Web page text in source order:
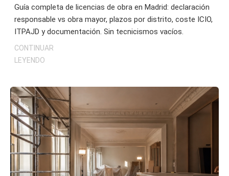
Guía completa de licencias de obra en Madrid: declaración
responsable vs obra mayor, plazos por distrito, coste ICIO,
ITPAJD y documentación. Sin tecnicismos vacíos.